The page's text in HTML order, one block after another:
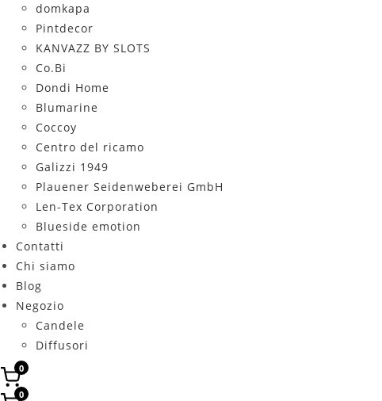
domkapa
Pintdecor
KANVAZZ BY SLOTS
Co.Bi
Dondi Home
Blumarine
Coccoy
Centro del ricamo
Galizzi 1949
Plauener Seidenweberei GmbH
Len-Tex Corporation
Blueside emotion
Contatti
Chi siamo
Blog
Negozio
Candele
Diffusori
0
0